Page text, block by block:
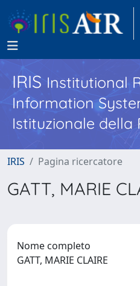
IRISInstitutional
Information
Istituzionale della
IRIS Pagina ricercatore
GATT, MARIE
Nome completo
GATT, MARIE CLAIRE